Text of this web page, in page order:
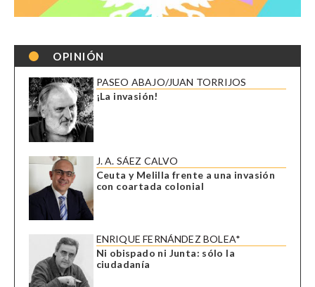
OPINIÓN
PASEO ABAJO/JUAN TORRIJOS
¡La invasión!
J. A. SÁEZ CALVO
Ceuta y Melilla frente a una invasión
con coartada colonial
ENRIQUE FERNÁNDEZ BOLEA*
Ni obispado ni Junta: sólo la
ciudadanía